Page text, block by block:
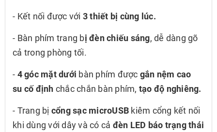
- Kết nối được với 3 thiết bị cùng lúc.
- Bàn phím trang bị đèn chiếu sáng, dễ dàng gõ
cả trong phòng tối.
- 4 góc mặt dưới bàn phím được gắn nệm cao
su cố định chắc chắn bàn phím, tạo độ nghiêng.
- Trang bị cổng sạc microUSB kiêm cổng kết nối
khi dùng với dây và có cả đèn LED báo trạng thái